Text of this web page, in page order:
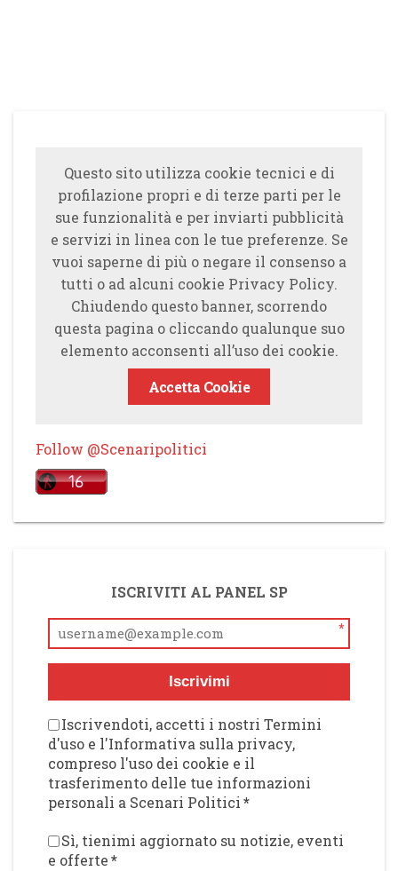
Questo sito utilizza cookie tecnici e di
profilazione propri e di terze parti per le
sue funzionalità e per inviarti pubblicità
e servizi in linea con le tue preferenze. Se
vuoi saperne di più o negare il consenso a
tutti o ad alcuni cookie Privacy Policy.
Chiudendo questo banner, scorrendo
questa pagina o cliccando qualunque suo
elemento acconsenti all’uso dei cookie.
Accetta Cookie
Follow @Scenaripolitici
ISCRIVITI AL PANEL SP
*
Iscrivimi
Iscrivendoti, accetti i nostri Termini
d'uso e l'Informativa sulla privacy,
compreso l'uso dei cookie e il
trasferimento delle tue informazioni
personali a Scenari Politici*
Sì, tienimi aggiornato su notizie, eventi
e offerte*